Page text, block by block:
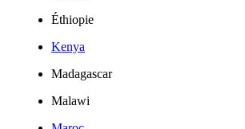
Éthiopie
Kenya
Madagascar
Malawi